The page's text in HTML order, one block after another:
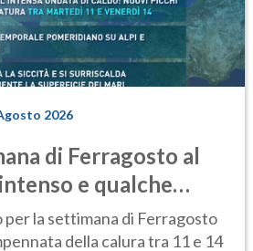
2026
di Ferragosto al
e qualche
per la settimana di Ferragosto
della calura tra 11 e 14